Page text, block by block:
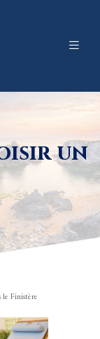
un
le Finistère